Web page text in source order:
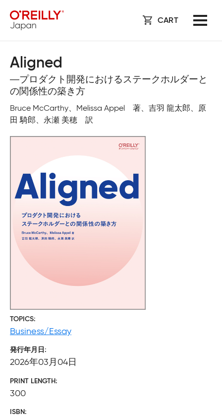
CART
Aligned
―プロダクト開発におけるステークホルダーと
の関係性の築き方
Bruce McCarthy、Melissa Appel 著、吉羽 龍太郎、原
田 騎郎、永瀬 美穂 訳
TOPICS
Business/Essay
発行年月日
2026年03月04日
PRINT LENGTH
300
ISBN